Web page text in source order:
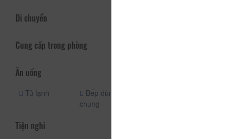
Di chuyển
Cung cấp trong phòng
Ăn uống
Tủ lạnh
Bếp dùng
chung
Tiện nghi